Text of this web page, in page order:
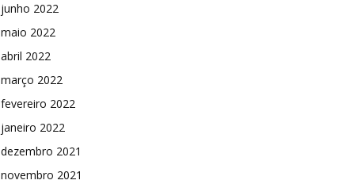
junho 2022
maio 2022
abril 2022
março 2022
fevereiro 2022
janeiro 2022
dezembro 2021
novembro 2021